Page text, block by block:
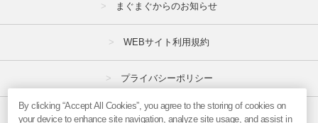
まぐまぐからのお知らせ
WEBサイト利用規約
プライバシーポリシー
特定商取引法
By clicking “Accept All Cookies”, you agree to the storing of cookies on
your device to enhance site navigation, analyze site usage, and assist in